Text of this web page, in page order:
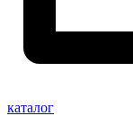
каталог